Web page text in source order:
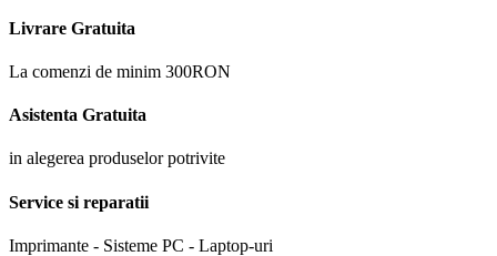
Livrare Gratuita
La comenzi de minim 300RON
Asistenta Gratuita
in alegerea produselor potrivite
Service si reparatii
Imprimante - Sisteme PC - Laptop-uri